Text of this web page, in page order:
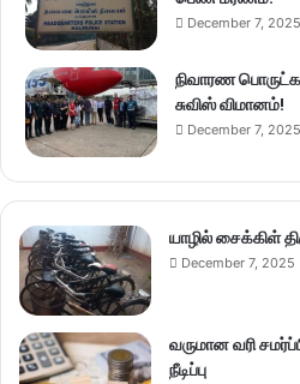
December 7, 2025
நிவாரண
சுவிஸ் விமானம்!
December 7, 2025
யாழில் சைக்கிள்
December 7, 2025
வருமான வரி
நீடிப்பு